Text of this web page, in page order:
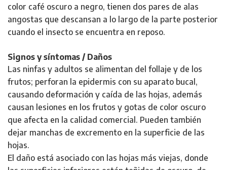
color café oscuro a negro, tienen dos pares de alas
angostas que descansan a lo largo de la parte posterior
cuando el insecto se encuentra en reposo.
Signos y síntomas / Daños
Las ninfas y adultos se alimentan del follaje y de los
frutos; perforan la epidermis con su aparato bucal,
causando deformación y caída de las hojas, además
causan lesiones en los frutos y gotas de color oscuro
que afecta en la calidad comercial. Pueden también
dejar manchas de excremento en la superficie de las
hojas.
El daño está asociado con las hojas más viejas, donde